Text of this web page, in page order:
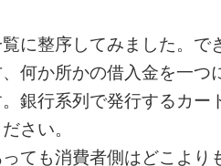
に整序してみました。で
何か所かの借入金を一つ
銀行系列で発行するカー
さい。
ても消費者側はどこより